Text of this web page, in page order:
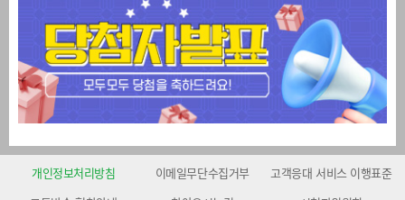
개인정보처리방침 이메일무단수집거부
고객응대 서비스 이행표준